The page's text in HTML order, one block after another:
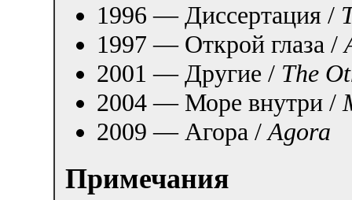
1996 — Диссертация /
1997 — Открой глаза /
2001 — Другие / The
2004 — Море внутри /
2009 — Агора /Agora
Примечания